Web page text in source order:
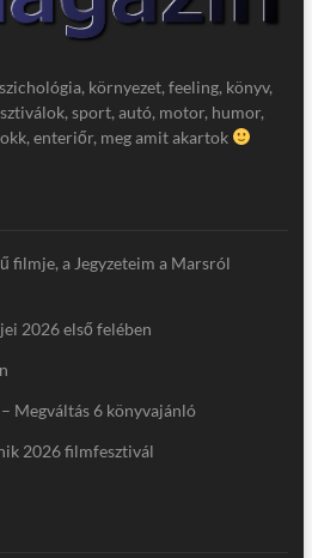
környezet, feeling, könyv,
sport, autó, motor, humor,
enteriőr, meg amit akartok
filmje, a Jegyzeteim a Marsról
2026 első felében
Megváltás 6 könyvajánló
2026 filmfesztivál